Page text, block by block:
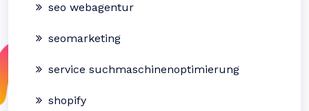
seo webagentur
seomarketing
service suchmaschinenoptimierung
shopify